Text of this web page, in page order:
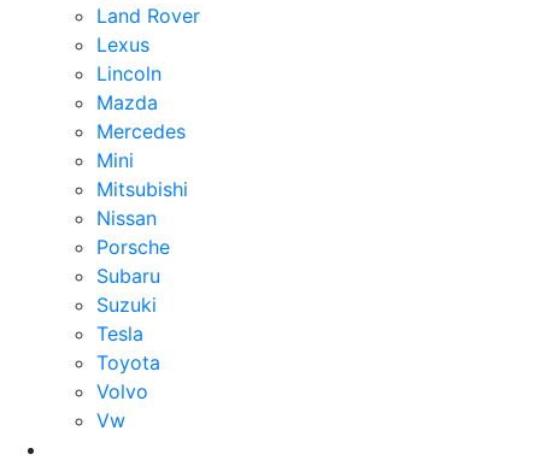
Land Rover
Lexus
Lincoln
Mazda
Mercedes
Mini
Mitsubishi
Nissan
Porsche
Subaru
Suzuki
Tesla
Toyota
Volvo
Vw